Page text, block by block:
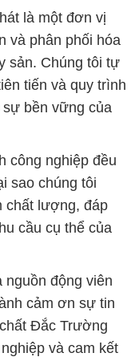
bền vững của
công nghiệp đều
sao chúng tôi
chất lượng, đáp
cầu cụ thể của
động viên
cảm ơn sự tin
Đắc Trường
và cam kết
thành đối tác
pháp hóa chất
ngành công